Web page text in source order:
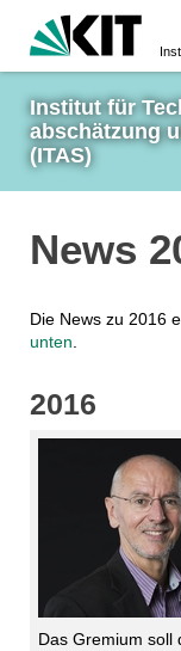
Institut für
abschätzung
(ITAS)
News
Die News zu 2016
unten.
2016
Das Gremium soll